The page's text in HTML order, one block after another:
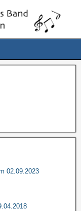
02.09.2023